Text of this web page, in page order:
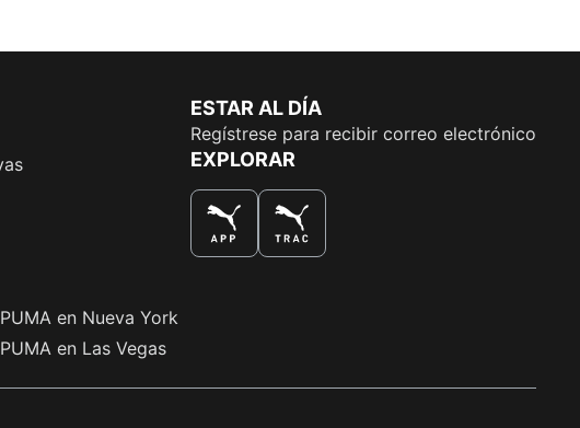
en Nueva York
en Las Vegas
ESTAR AL DÍA
Regístrese para recibir correo electrónico
EXPLORAR